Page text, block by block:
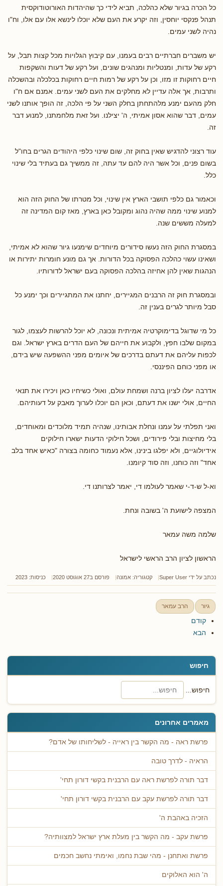
חיפוש
חיפוש...
מאמרים אחרונים
פרשת ראה - מה הקשר בין ראייה - לשליחותו של אדם?
הראיה - לדרך טובה
דבר תורה לפרשת ראה עם הרבנית בקשי דורון תחי'
דבר תורה לפרשת עקב עם הרבנית בקשי דורון תחי'
הזכיה באהבת ה'
פרשת עקב - מה הקשר בין מעלת ארץ ישראל למצוותיה?
פרשת ואתחנן - מהי שבת נחמו, ואימתי נחשב חכמים
ה' הוא האלוקים
כל הכרה בגיור שלא כהלכה, תביא לידי כך שהיהדות האורוטודוקסית
תנהל פנקסי יוחסין, וזה יקרע את העם שלא יוכלו לינשא אלו עם אלו, וח"ו
נהיה לשני עמים.
יש משברים חברתיים רבים בעמנו, עם קיבוץ הגלויות מכל קצות תבל, על
רקע של עדות, ומנטליות ומנהגים שונים, ועל רקע של דעות והשקפות
חיים רחוקות זו מזו, וכן על רקע של רמות חיים רחוקות בכלכלה ובהשכלה
ותרבות, אך אלה עדיין לא מחלקים את העם לשני עמים. אמנם אם ח"ו
חלק מהעם ימנע מלהתחתן בחלק השני על פי הלכה, זה הופך אותנו לשני
עמים, דבר שהוא אסון אמיתי, ה' יצילנו. ועל זאת מלחמתנו, למנוע דבר
זה.
עוד רצוני להדגיש שאין בחוק זה, שום שינוי כלפי היהודים הגרים בחו"ל
בשום פנים, וכל אשר היה להם עד עתה, זה ממשיך גם בעתיד בלי שינוי
כלל.
וכאמור גם כלפי תושבי הארץ אין שינוי, וכל מטרתו של החוק הזה הוא
למנוע שינוי ממה שהיה נהוג ומקובל כאן בארץ, מאז קום המדינה זה
למעלה מששים שנה.
במסגרת החוק הזה נעשו סידורים מיוחדים שימנעו גיור שהוא לא אמיתי,
ושאינו עשוי כהלכה הפסוקה בכל הדורות. אך גם מונע חומרות יתירות או
הנהגות שאין להן אחיזה בהלכה הפסוקה בעם ישראל לדורותיו.
ובמסגרת חוק זה הרבנים המגיירים, יחתנו את המתגיירים וכך ימנע כל
סבל מיותר לגרים בענין זה.
כל מי שדוגל בדימוקרטיה אמיתית ונכונה, לא יוכל להרשות לעצמו, לגור
במקום שלבו חפץ, ולקבוע את חייהם של העם הדרים בארץ ישראל. וגם
לכפות עליהם את דעתם בדרכים של איומים מפני ההשפעה שיש בידם,
או מפני כוחם הפיננסי.
אדרבה יעלו לציון ברנה ושמחת עולם, ואולי כשיחיו כאן ויכירו את תנאי
החיים, אולי ישנו את דעתם, וכאן הם יוכלו לערוך מאבק על דעותיהם.
ואני תפלתי על עמנו ונחלת אבותינו, שנהיה תמיד מלוכדים ומאוחדים,
בלי מחיצות ובלי פירודים, ושכל חילוקי הדעות ישארו חילוקים
אידיולוגיים, ולא יפלגו בינינו, אלא נעמוד כחומה בצורה "כאיש אחד בלב
אחד" וזה כוחנו, וזה סוד קיומנו.
וא-ל ש-ד-י שאמר לעולמו די, יאמר לצרותנו די.
המצפה לישועת ה' בשובה ונחת.
שלמה משה עמאר
הראשון לציון הרב הראשי לישראל
נכתב על ידי Super User קטגוריה: אמונה פורסם ב27 אוגוסט 2020 כניסות: 2023
גיור הרב עמאר
קודם
הבא